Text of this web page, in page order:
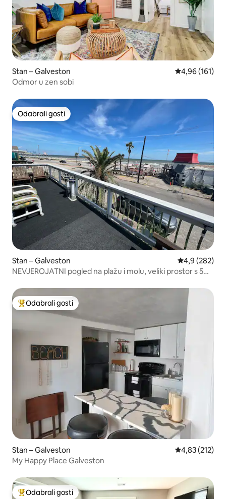
Stan – Galveston Prosječna
4,96 (161)
Odmor u zen sobi
Odabrali gosti
Odabrali gosti
Stan – Galveston Prosječna
4,9 (282)
NEVJEROJATNI pogled na plažu i molu, veliki prostor s 5⭐️
Među najviše rangiranima s oznakom „Odabrali gosti”
Odabrali gosti
Stan – Galveston Prosječna
4,83 (212)
My Happy Place Galveston
Među najviše rangiranima s oznakom „Odabrali gosti”
Odabrali gosti